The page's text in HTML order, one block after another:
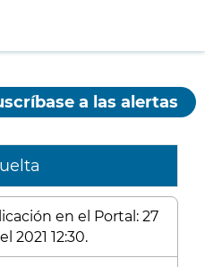
a las alertas
en el Portal: 27
2021 12:30.